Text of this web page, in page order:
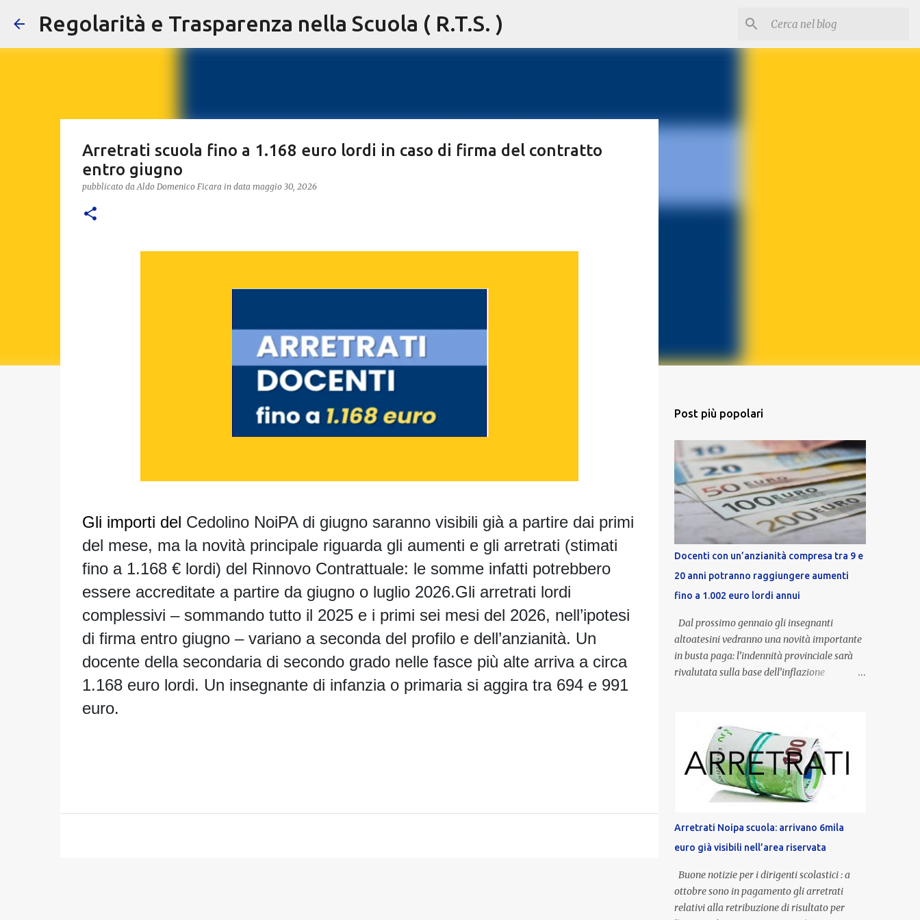
Passa ai contenuti principali
Regolarità e Trasparenza nella Scuola ( R.T.S. )
Arretrati scuola fino a 1.168 euro lordi in caso di firma del contratto
entro giugno
pubblicato daAldo Domenico Ficara in data maggio 30, 2026
Gli importi del Cedolino NoiPA di giugnosaranno visibili già a partire dai primi
del mese, ma la novità principaleriguarda gli aumenti e gli arretrati (stimati
fino a 1.168 € lordi) del Rinnovo Contrattuale: le somme infatti potrebbero
essere accreditate a partire da giugno o luglio 2026.Gli arretrati lordi
complessivi – sommando tutto il 2025 e i primi sei mesi del 2026, nell’ipotesi
di firma entro giugno – variano a seconda del profilo e dell’anzianità. Un
docente della secondaria di secondo grado nelle fasce più alte arriva a circa
1.168 euro lordi. Un insegnante di infanzia o primaria si aggira tra 694 e 991
euro.
Post più popolari
Docenti con un’anzianità compresa tra 9 e
20 anni potranno raggiungere aumenti
fino a 1.002 euro lordi annui
Dal prossimo gennaio gli insegnanti
altoatesini vedranno una novità importante
in busta paga: l’indennità provinciale sarà
rivalutata sulla base dell’inflazione
un’anzianità compresa tra 9 e 20 anni
potranno raggiungere fino a 1.002 euro lordi
annui. Il nuovo contratto provinciale
introduce inoltre un congedo speciale
dedicato alle donne vittime di violenza di
genere, in linea con la normativa nazionale e
con l’obiettivo di offrire maggiore tutela e
supporto in situazioni delicate. L’indennità
provinciale per i docenti è un unicum in
Italia: si tratta di una misura esclusiva della
Provincia autonoma di Bolzano, che integra
Arretrati Noipa scuola: arrivano 6mila
euro già visibili nell’area riservata
Buone notizie per i dirigenti scolastici : a
ottobre sono in pagamento gli arretrati
relativi alla retribuzione di risultato per